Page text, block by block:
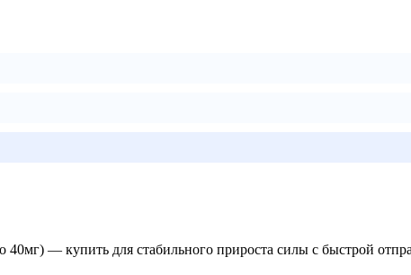
40мг) — купить для стабильного прироста силы с быстрой